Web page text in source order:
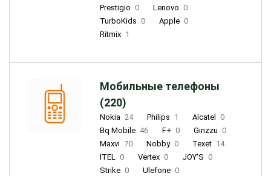
Prestigio 0 Lenovo 0
TurboKids 0 Apple 0
Ritmix 1
Мобильные телефоны
(220)
Nokia 24 Philips 1 Alcatel
0
Bq Mobile 46 F+ 0 Ginzzu 0
Maxvi 70 Nobby 0 Texet 14
ITEL 0 Vertex 0 JOY'S 0
Strike 0 Ulefone 0